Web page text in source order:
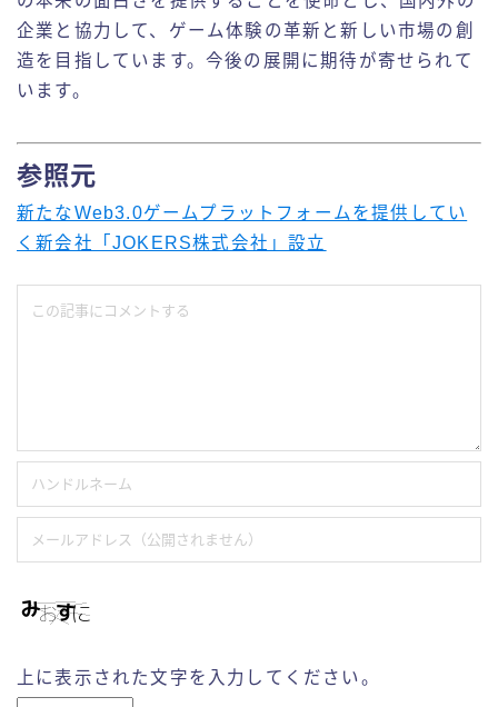
企業と協力して、ゲーム体験の革新と新しい市場の創
造を目指しています。今後の展開に期待が寄せられて
います。
参照元
新たなWeb3.0ゲームプラットフォームを提供してい
く新会社「JOKERS株式会社」設立
上に表示された文字を入力してください。